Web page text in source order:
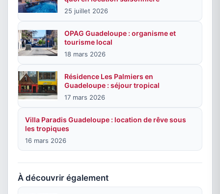
25 juillet 2026
OPAG Guadeloupe : organisme et
tourisme local
18 mars 2026
Résidence Les Palmiers en
Guadeloupe : séjour tropical
17 mars 2026
Villa Paradis Guadeloupe : location de rêve sous
les tropiques
16 mars 2026
À découvrir également